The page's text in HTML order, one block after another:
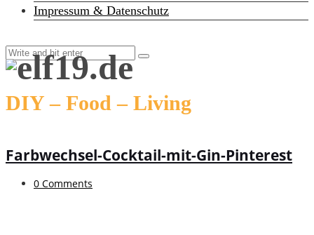
Impressum & Datenschutz
DIY – Food – Living
Farbwechsel-Cocktail-mit-Gin-Pinterest
0 Comments